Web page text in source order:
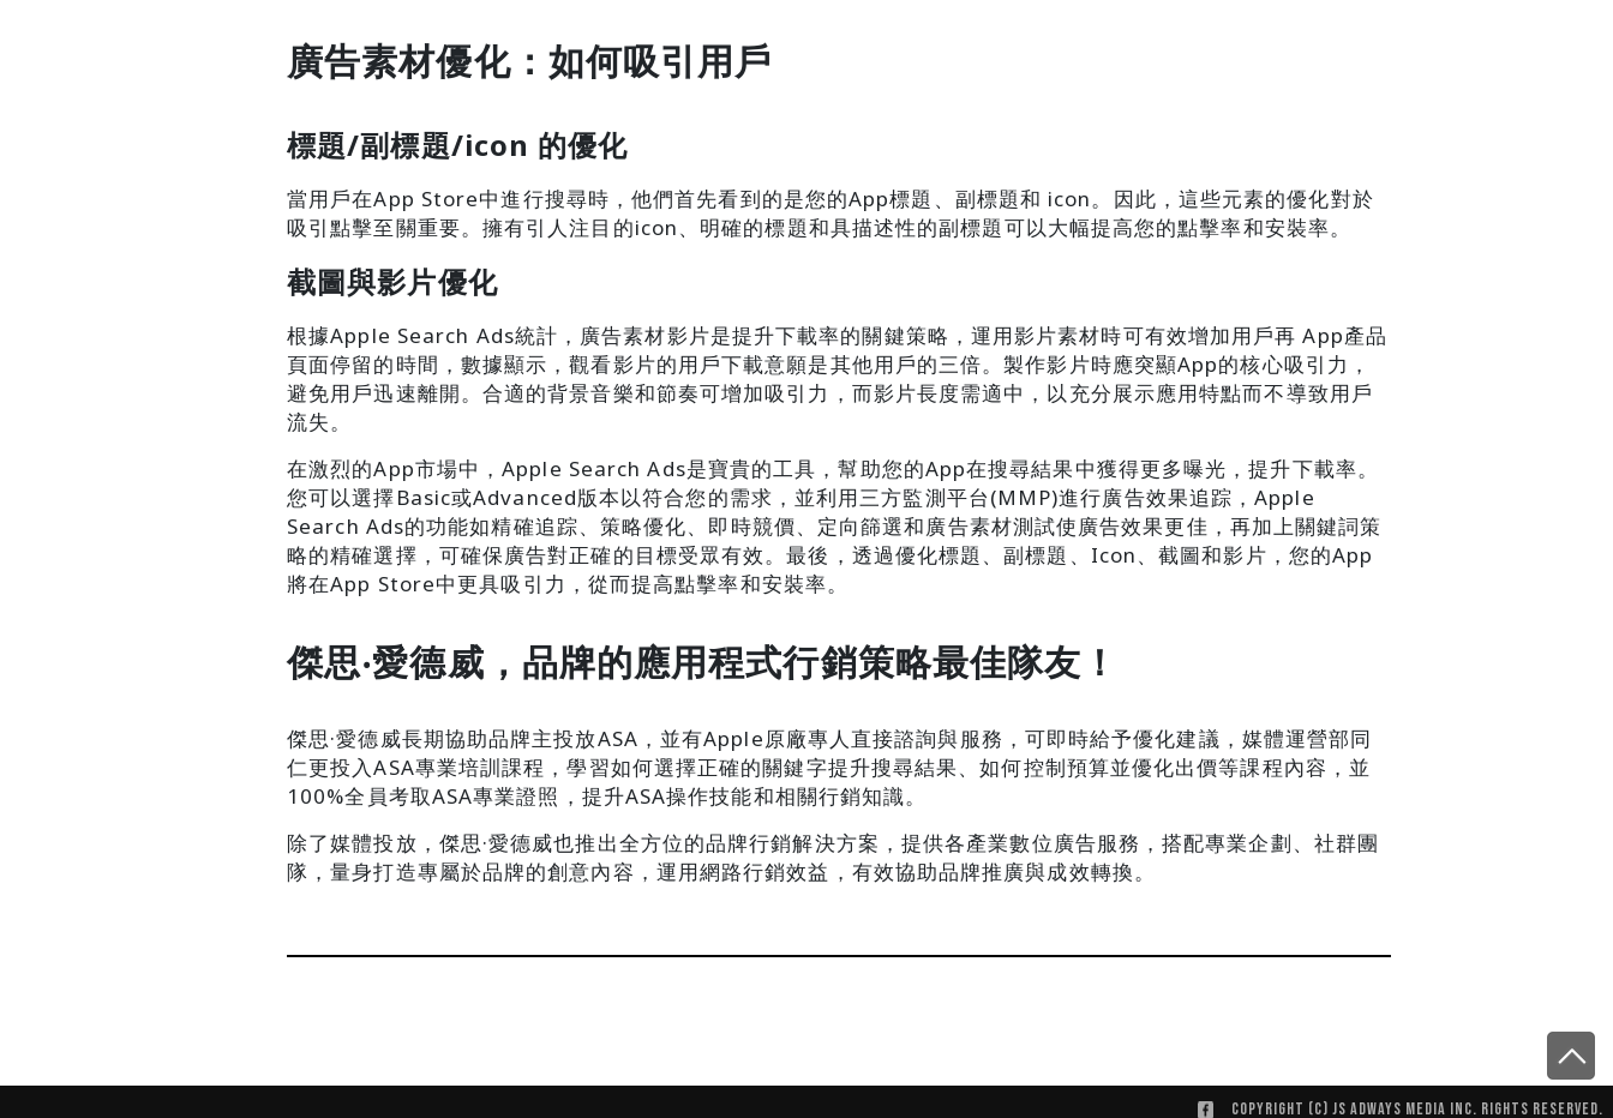
廣告素材優化：如何吸引用戶
標題/副標題/icon 的優化
當用戶在App Store中進行搜尋時，他們首先看到的是您的App標題、副標題和 icon。因此，這些元素的優化對於
吸引點擊至關重要。擁有引人注目的icon、明確的標題和具描述性的副標題可以大幅提高您的點擊率和安裝率。
截圖與影片優化
根據Apple Search Ads統計，廣告素材影片是提升下載率的關鍵策略，運用影片素材時可有效增加用戶再 App產品
頁面停留的時間，數據顯示，觀看影片的用戶下載意願是其他用戶的三倍。製作影片時應突顯App的核心吸引力，
避免用戶迅速離開。合適的背景音樂和節奏可增加吸引力，而影片長度需適中，以充分展示應用特點而不導致用戶
流失。
在激烈的App市場中，Apple Search Ads是寶貴的工具，幫助您的App在搜尋結果中獲得更多曝光，提升下載率。
您可以選擇Basic或Advanced版本以符合您的需求，並利用三方監測平台(MMP)進行廣告效果追踪，Apple
Search Ads的功能如精確追踪、策略優化、即時競價、定向篩選和廣告素材測試使廣告效果更佳，再加上關鍵詞策
略的精確選擇，可確保廣告對正確的目標受眾有效。最後，透過優化標題、副標題、Icon、截圖和影片，您的App
將在App Store中更具吸引力，從而提高點擊率和安裝率。
傑思‧愛德威，品牌的應用程式行銷策略最佳隊友！
傑思·愛德威長期協助品牌主投放ASA，並有Apple原廠專人直接諮詢與服務，可即時給予優化建議，媒體運營部同
仁更投入ASA專業培訓課程，學習如何選擇正確的關鍵字提升搜尋結果、如何控制預算並優化出價等課程內容，並
100%全員考取ASA專業證照，提升ASA操作技能和相關行銷知識。
除了媒體投放，傑思·愛德威也推出全方位的品牌行銷解決方案，提供各產業數位廣告服務，搭配專業企劃、社群團
隊，量身打造專屬於品牌的創意內容，運用網路行銷效益，有效協助品牌推廣與成效轉換。
Copyright (C) JS ADWAYS MEDIA INC. Rights Reserved.